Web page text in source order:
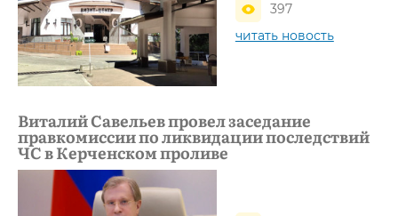
397
читать новость
Виталий Савельев провел заседание
правкомиссии по ликвидации последствий
ЧС в Керченском проливе